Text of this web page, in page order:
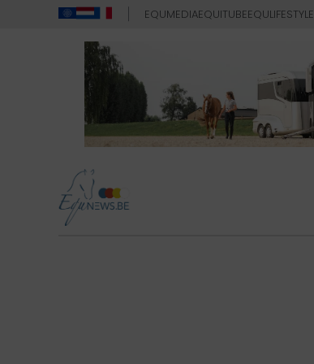
EQUMEDIAEQUITUBEEQULIFESTYLE